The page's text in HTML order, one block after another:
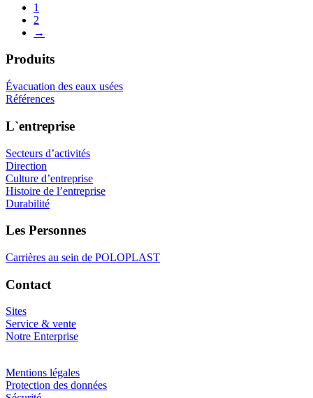
1
2
→
Produits
Évacuation des eaux usées
Références
L`entreprise
Secteurs d’activités
Direction
Culture d’entreprise
Histoire de l’entreprise
Durabilité
Les Personnes
Carrières au sein de POLOPLAST
Contact
Sites
Service & vente
Notre Enterprise
Mentions légales
Protection des données